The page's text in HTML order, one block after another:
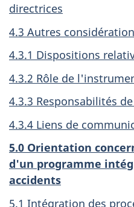
directrices
4.3 Autres
4.3.1 Dispositions
4.3.2 Rôle de
4.3.3 Responsabilités
4.3.4 Liens de
5.0 Orientation
d'un programme
accidents
5.1 Intégration des